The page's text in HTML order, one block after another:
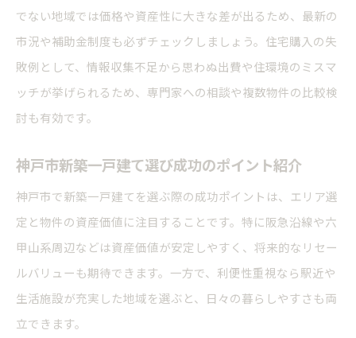
でない地域では価格や資産性に大きな差が出るため、最新の
市況や補助金制度も必ずチェックしましょう。住宅購入の失
敗例として、情報収集不足から思わぬ出費や住環境のミスマ
ッチが挙げられるため、専門家への相談や複数物件の比較検
討も有効です。
神戸市新築一戸建て選び成功のポイント紹介
神戸市で新築一戸建てを選ぶ際の成功ポイントは、エリア選
定と物件の資産価値に注目することです。特に阪急沿線や六
甲山系周辺などは資産価値が安定しやすく、将来的なリセー
ルバリューも期待できます。一方で、利便性重視なら駅近や
生活施設が充実した地域を選ぶと、日々の暮らしやすさも両
立できます。